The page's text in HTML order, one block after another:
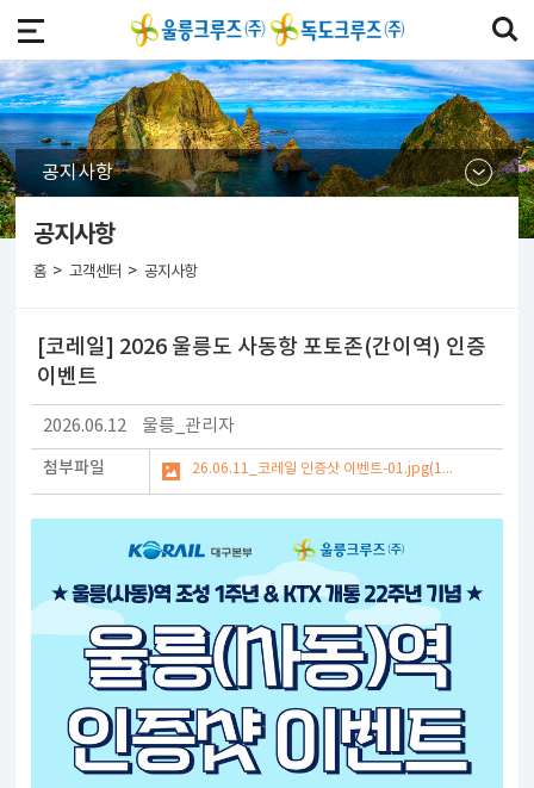
공지사항
공지사항
홈 > 고객센터 > 공지사항
[코레일] 2026 울릉도 사동항 포토존(간이역) 인증
이벤트
2026.06.12 울릉_관리자
첨부파일 26.06.11_코레일 인증샷 이벤트-01.jpg(19.87 MB)